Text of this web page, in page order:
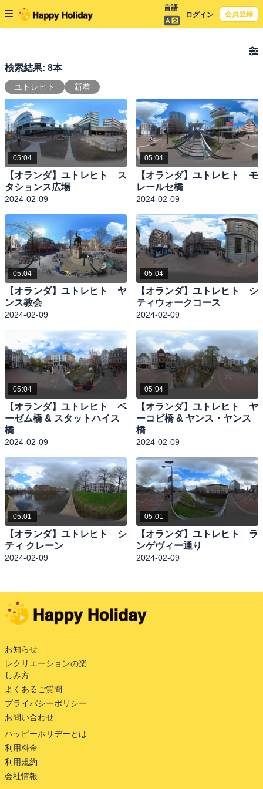
言語
ログイン
会員登録
検索結果: 8本
ユトレヒト 新着
05:04
【オランダ】ユトレヒト ス
タションス広場
2024-02-09
05:04
【オランダ】ユトレヒト モ
レールセ橋
2024-02-09
05:04
【オランダ】ユトレヒト ヤ
ンス教会
2024-02-09
05:04
【オランダ】ユトレヒト シ
ティウォークコース
2024-02-09
05:04
【オランダ】ユトレヒト ベ
ーゼム橋 & スタットハイス
橋
2024-02-09
05:04
【オランダ】ユトレヒト ヤ
ーコビ橋 & ヤンス・ヤンス
橋
2024-02-09
05:01
【オランダ】ユトレヒト シ
ティ クレーン
2024-02-09
05:01
【オランダ】ユトレヒト ラ
ンゲヴィー通り
2024-02-09
お知らせ
レクリエーションの楽
しみ方
よくあるご質問
プライバシーポリシー
お問い合わせ
ハッピーホリデーとは
利用料金
利用規約
会社情報